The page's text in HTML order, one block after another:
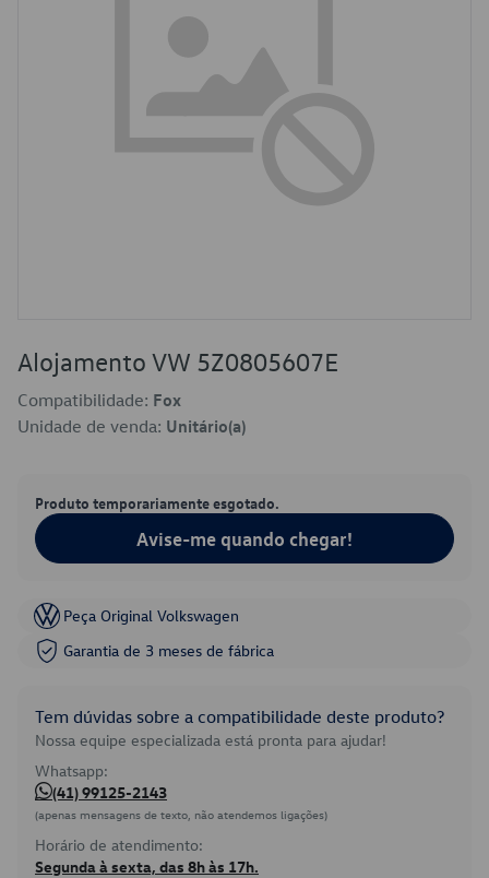
Alojamento VW 5Z0805607E
Compatibilidade: Fox
Unidade de venda: Unitário(a)
Produto temporariamente esgotado.
Avise-me quando chegar!
Peça Original Volkswagen
Garantia de 3 meses de fábrica
Tem dúvidas sobre a compatibilidade deste produto?
Nossa equipe especializada está pronta para ajudar!
Whatsapp:
(41) 99125-2143
(apenas mensagens de texto, não atendemos ligações)
Horário de atendimento:
Segunda à sexta, das 8h às 17h.